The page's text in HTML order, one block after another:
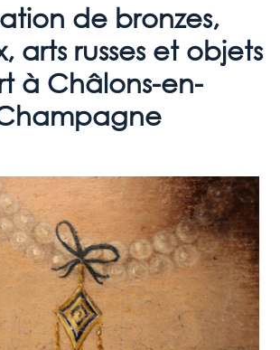
de bronzes,
arts russes et objets
à Châlons-en-